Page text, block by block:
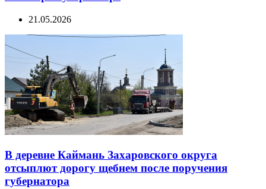
21.05.2026
В деревне Каймань Захаровского округа
отсыплют дорогу щебнем после поручения
губернатора